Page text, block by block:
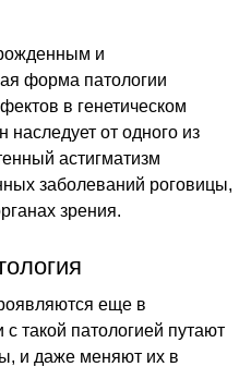
и
форма патологии
в генетическом
наследует от одного из
астигматизм
заболеваний роговицы,
зрения.
еще в
такой патологией путают
и даже меняют их в